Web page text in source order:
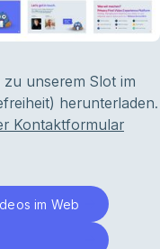
unserem Slot im
herunterladen.
Kontaktformular
im Web